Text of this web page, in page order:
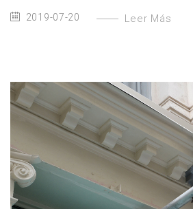
2019-07-20 Leer Más